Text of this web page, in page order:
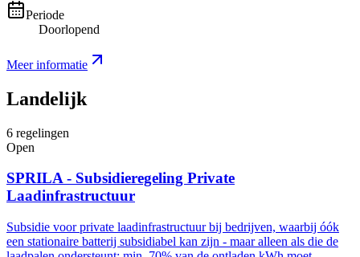
Periode
Doorlopend
Meer informatie
Landelijk
6 regelingen
Open
SPRILA - Subsidieregeling Private
Laadinfrastructuur
Subsidie voor private laadinfrastructuur bij bedrijven, waarbij óók
een stationaire batterij subsidiabel kan zijn - maar alleen als die de